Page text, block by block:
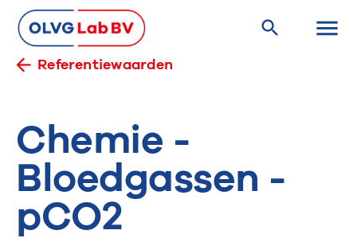
Referentiewaarden
Chemie -
Bloedgassen -
pCO2